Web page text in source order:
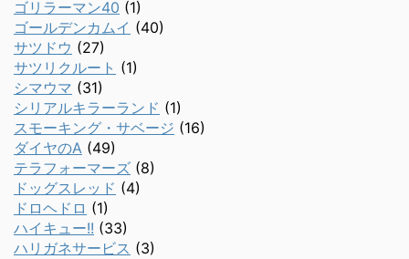
ゴリラーマン40 (1)
ゴールデンカムイ (40)
サツドウ (27)
サツリクルート (1)
シマウマ (31)
シリアルキラーランド (1)
スモーキング・サベージ (16)
ダイヤのA (49)
テラフォーマーズ (8)
ドッグスレッド (4)
ドロヘドロ (1)
ハイキュー!! (33)
ハリガネサービス (3)